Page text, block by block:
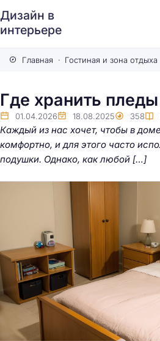
Дизайн в
интерьере
Главная Гостиная и зона отдыха
Где хранить
01.04.2026 18.08.2025 358
Каждый из нас хочет, чтобы в
комфортно, и для этого часто
подушки. Однако, как любой […]